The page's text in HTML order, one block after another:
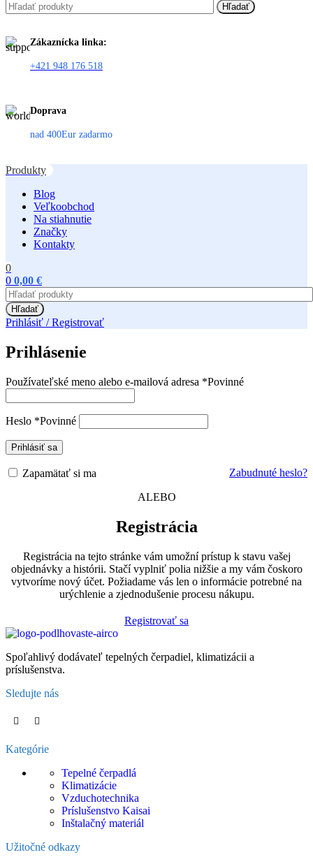
Hľadať
Zákaznícka linka:
+421 948 176 518
Doprava
nad 400Eur zadarmo
Produkty
Blog
Veľkoobchod
Na stiahnutie
Značky
Kontakty
0
0 0,00 €
Hľadať
Prihlásiť / Registrovať
Prihlásenie
Používateľské meno alebo e-mailová adresa *Povinné
Heslo *Povinné
Prihlásiť sa
Zabudnuté heslo?
Zapamätať si ma
ALEBO
Registrácia
Registrácia na tejto stránke vám umožní prístup k stavu vašej
objednávky a histórii. Stačí vyplniť polia nižšie a my vám čoskoro
vytvoríme nový účet. Požiadame vás len o informácie potrebné na
urýchlenie a zjednodušenie procesu nákupu.
Registrovať sa
Spoľahlivý dodávateľ tepelných čerpadiel, klimatizácii a
príslušenstva.
Sledujte nás
Kategórie
Tepelné čerpadlá
Klimatizácie
Vzduchotechnika
Príslušenstvo Kaisai
Inštalačný materiál
Užitočné odkazy